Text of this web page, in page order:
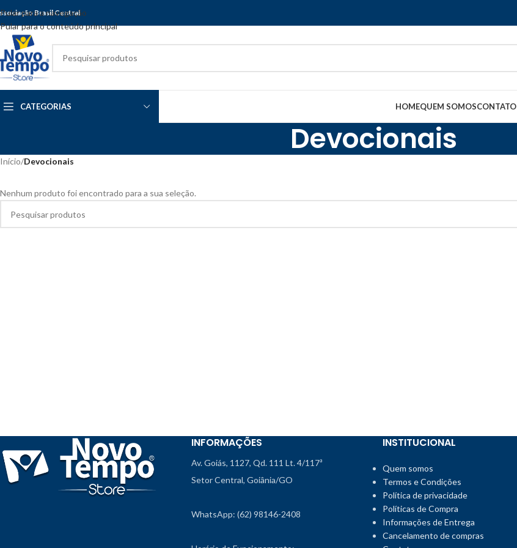
Pular para a navegação
Pular para o conteúdo principal
Brasil Central
CATEGORIAS HOMEQUEM SOMOSCONTATO
Devocionais
Início/Devocionais
Nenhum produto foi encontrado para a sua seleção.
INFORMAÇÕES
Av. Goiás, 1127, Qd. 111 Lt. 4/117ª
Setor Central, Goiânia/GO
WhatsApp: (62) 98146-2408
INSTITUCIONAL
Quem somos
Termos e Condições
Política de privacidade
Políticas de Compra
Informações de Entrega
Cancelamento de compras